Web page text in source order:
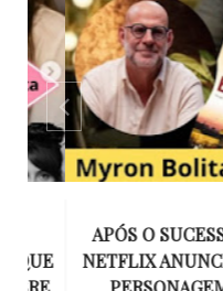
APÓS O SUCESSO
NETFLIX ANUNCIA